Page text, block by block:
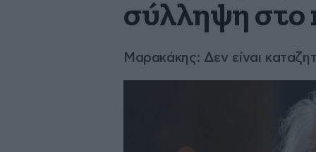
σύλληψη στο
Μαρακάκης: Δεν είναι